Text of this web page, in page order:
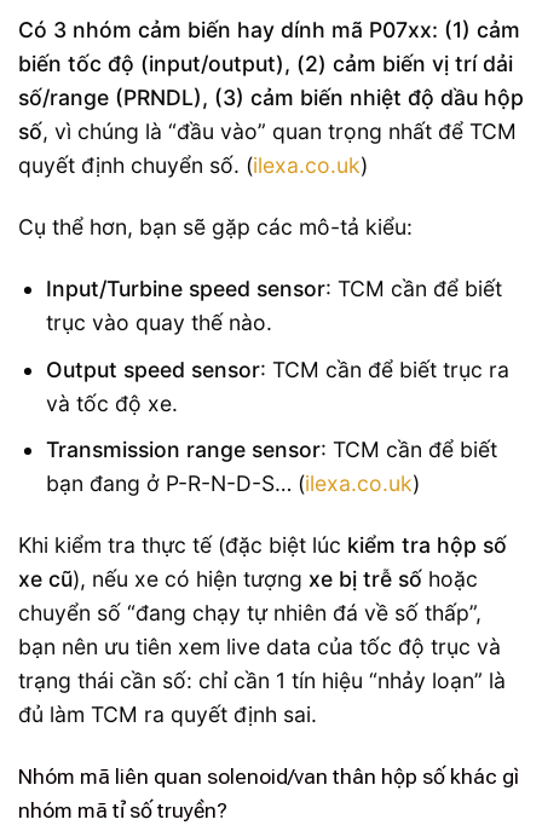
Có 3 nhóm cảm biến hay dính mã P07xx: (1) cảm
biến tốc độ (input/output), (2) cảm biến vị trí dải
số/range (PRNDL), (3) cảm biến nhiệt độ dầu hộp
số, vì chúng là “đầu vào” quan trọng nhất để TCM
quyết định chuyển số. (ilexa.co.uk)
Cụ thể hơn, bạn sẽ gặp các mô-tả kiểu:
Input/Turbine speed sensor: TCM cần để biết
trục vào quay thế nào.
Output speed sensor: TCM cần để biết trục ra
và tốc độ xe.
Transmission range sensor: TCM cần để biết
bạn đang ở P-R-N-D-S… (ilexa.co.uk)
Khi kiểm tra thực tế (đặc biệt lúc kiểm tra hộp số
xe cũ), nếu xe có hiện tượng xe bị trễ số hoặc
chuyển số “đang chạy tự nhiên đá về số thấp”,
bạn nên ưu tiên xem live data của tốc độ trục và
trạng thái cần số: chỉ cần 1 tín hiệu “nhảy loạn” là
đủ làm TCM ra quyết định sai.
Nhóm mã liên quan solenoid/van thân hộp số khác gì
nhóm mã tỉ số truyền?